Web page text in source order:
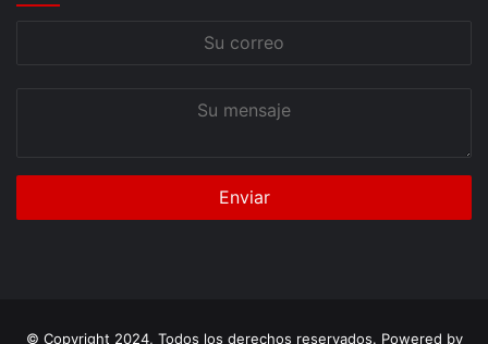
© Copyright 2024, Todos los derechos reservados. Powered by